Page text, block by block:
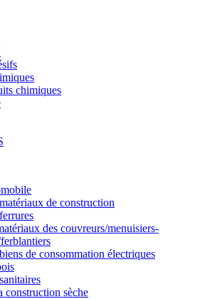
chimiques
de construction
des couvreurs/menuisiers-
de consommation électriques
construction sèche